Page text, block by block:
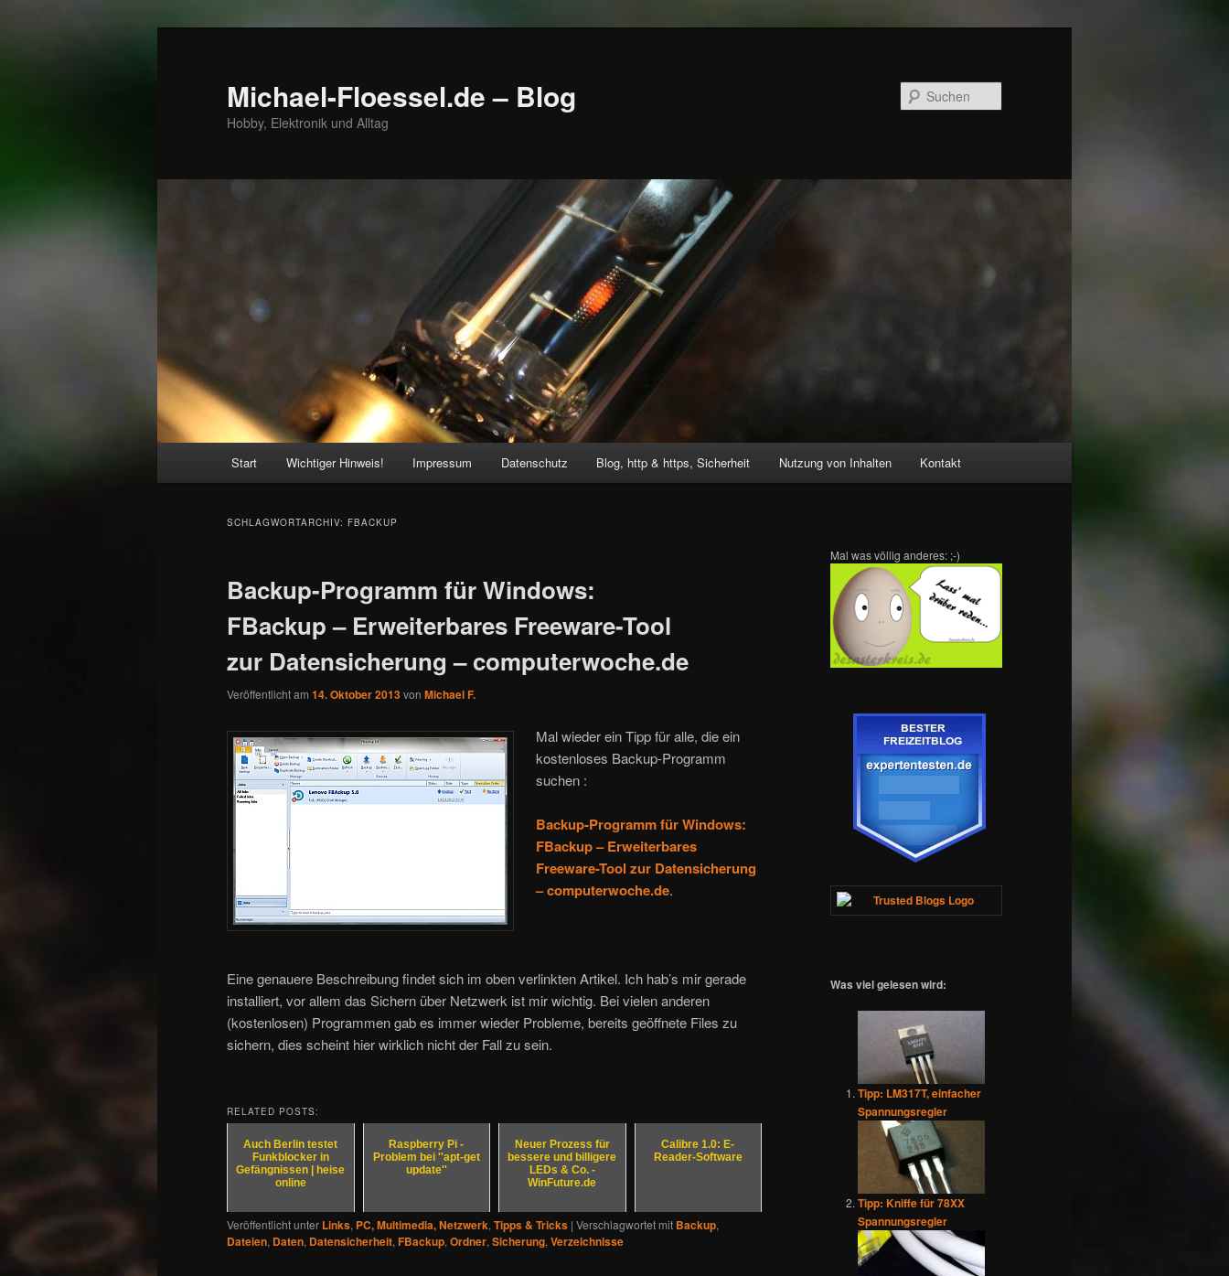
Michael-Floessel.de – Blog
Hobby, Elektronik und Alltag
Start Wichtiger Hinweis! Impressum Datenschutz Blog, http & https, Sicherheit Nutzung von Inhalten Kontakt
SCHLAGWORTARCHIV: FBACKUP
Backup-Programm für Windows:
FBackup – Erweiterbares Freeware-Tool
zur Datensicherung – computerwoche.de
Veröffentlicht am 14. Oktober 2013von Michael F.
Mal wieder ein Tipp für alle, die ein
kostenloses Backup-Programm
suchen :
Backup-Programm für Windows:
FBackup – Erweiterbares
Freeware-Tool zur Datensicherung
– computerwoche.de.
Eine genauere Beschreibung findet sich im oben verlinkten Artikel. Ich hab’s mir gerade
installiert, vor allem das Sichern über Netzwerk ist mir wichtig. Bei vielen anderen
(kostenlosen) Programmen gab es immer wieder Probleme, bereits geöffnete Files zu
sichern, dies scheint hier wirklich nicht der Fall zu sein.
RELATED POSTS:
Auch Berlin testet
Funkblocker in
Gefängnissen | heise
online
Raspberry Pi -
Problem bei ''apt-get
update''
Neuer Prozess für
bessere und billigere
LEDs & Co. -
WinFuture.de
Calibre 1.0: E-
Reader-Software
Veröffentlicht unter Links, PC, Multimedia, Netzwerk, Tipps & Tricks | Verschlagwortet mit Backup,
Dateien, Daten, Datensicherheit, FBackup, Ordner, Sicherung, Verzeichnisse
Mal was völlig anderes: ;-)
Was viel gelesen wird:
Tipp: LM317T, einfacher
Spannungsregler
Tipp: Kniffe für 78XX
Spannungsregler